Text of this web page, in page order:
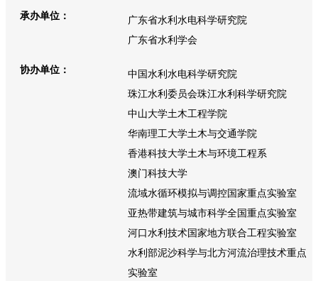
承办单位：
广东省水利水电科学研究院
广东省水利学会
协办单位：
中国水利水电科学研究院
珠江水利委员会珠江水利科学研究院
中山大学土木工程学院
华南理工大学土木与交通学院
香港科技大学土木与环境工程系
澳门科技大学
流域水循环模拟与调控国家重点实验室
亚热带建筑与城市科学全国重点实验室
河口水利技术国家地方联合工程实验室
水利部泥沙科学与北方河流治理技术重点
实验室